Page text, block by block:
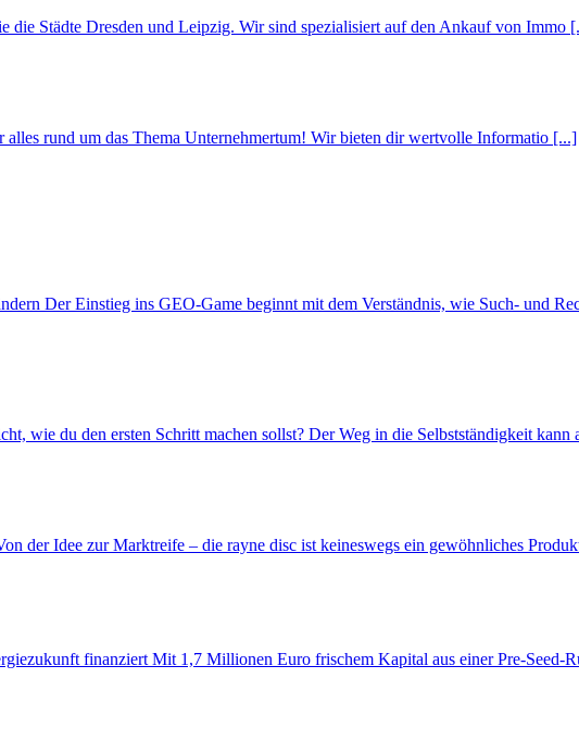
die Städte Dresden und Leipzig. Wir sind spezialisiert auf den Ankauf von Immo
rund um das Thema Unternehmertum! Wir bieten dir wertvolle Informatio [...]
Der Einstieg ins GEO-Game beginnt mit dem Verständnis, wie Such- und
wie du den ersten Schritt machen sollst? Der Weg in die Selbstständigkeit kann
der Idee zur Marktreife – die rayne disc ist keineswegs ein gewöhnliches
finanziert Mit 1,7 Millionen Euro frischem Kapital aus einer Pre-Seed-